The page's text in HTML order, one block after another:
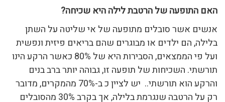
האם התופעה של הרטבת לילה היא שכיחה?
אנשים אשר סובלים מתופעה של אי שליטה על השתן
בלילה, הם ילדים או מבוגרים שהם בריאים פיזית ונפשית
ועל פי הממצאים, הסבירות היא של 80% כאשר הרקע הינו
תורשתי. השכיחות של תופעה זו, גבוהה יותר ברב בנים
והרקע הוא תורשתי.. יש לציין כ ב-70% מהמקרים, מדובר
רק על הרטבה שנגרמת בלילה, אך בקרב 30% מהסובלים